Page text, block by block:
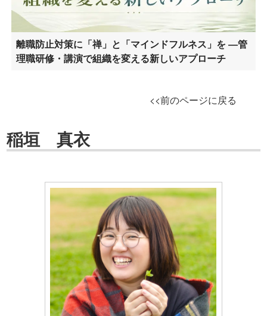
離職防止対策に「禅」と「マインドフルネス」を ―管
理職研修・講演で組織を変える新しいアプローチ
<<前のページに戻る
稲垣 真衣